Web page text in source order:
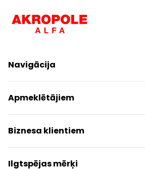
Navigācija
Iepirkšanās
Pakalpojumi
Izklaides
Restorāni
Apmeklētājiem
Centra plāns
Dzīvniekiem draudzīgs
Kontakti
Biznesa klientiem
Kontakti
Ilgtspējas mērķi